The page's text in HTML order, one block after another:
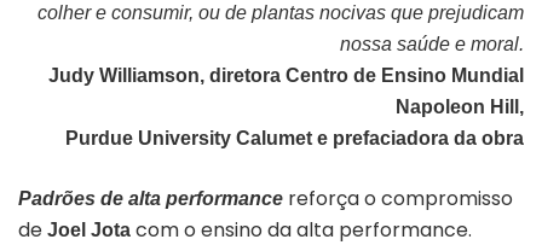
colher e consumir, ou de plantas nocivas que prejudicam
nossa saúde e moral.
Judy Williamson, diretora Centro de Ensino Mundial
Napoleon Hill,
Purdue University Calumet e prefaciadora da obra
Padrões de alta performance reforça o compromisso
de Joel Jota com o ensino da alta performance.